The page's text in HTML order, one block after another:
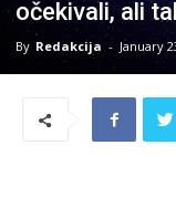
očekivali, ali
By Redakcija - January